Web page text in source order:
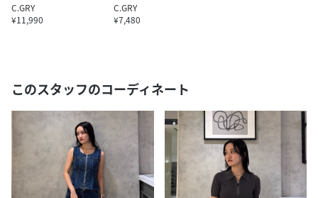
C.GRY
¥11,990
C.GRY
¥7,480
このスタッフのコーディネート